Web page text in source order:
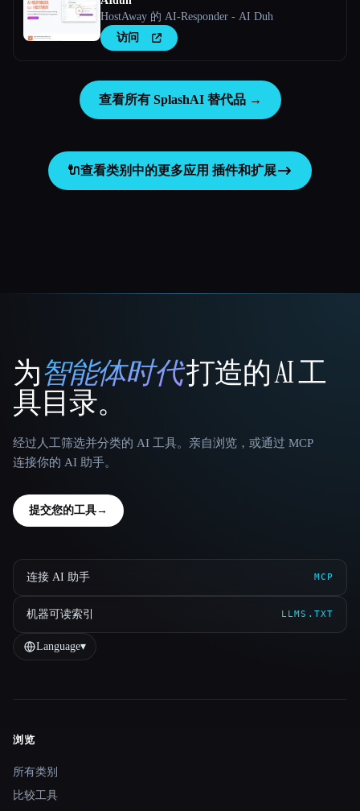
HostAway 的 AI-Responder - AI Duh
访问
查看所有 SplashAI 替代品 →
🔌查看类别中的更多应用 插件和扩展
That AI Collection
为智能体时代打造的 AI 工
具目录。
经过人工筛选并分类的 AI 工具。亲自浏览，或通过 MCP
连接你的 AI 助手。
提交您的工具→
连接 AI 助手 MCP
机器可读索引 LLMS.TXT
Language▾
Site navigation
浏览
所有类别
比较工具